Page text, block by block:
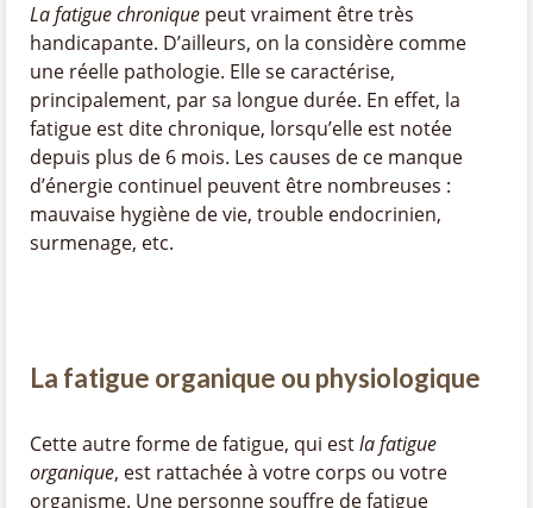
La fatigue chronique peut vraiment être très
handicapante. D’ailleurs, on la considère comme
une réelle pathologie. Elle se caractérise,
principalement, par sa longue durée. En effet, la
fatigue est dite chronique, lorsqu’elle est notée
depuis plus de 6 mois. Les causes de ce manque
d’énergie continuel peuvent être nombreuses :
mauvaise hygiène de vie, trouble endocrinien,
surmenage, etc.
La fatigue organique ou physiologique
Cette autre forme de fatigue, qui estla fatigue
organique, est rattachée à votre corps ou votre
organisme. Une personne souffre de fatigue